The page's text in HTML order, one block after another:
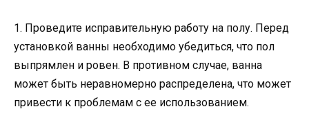
1. Проведите исправительную работу на полу. Перед
установкой ванны необходимо убедиться, что пол
выпрямлен и ровен. В противном случае, ванна
может быть неравномерно распределена, что может
привести к проблемам с ее использованием.